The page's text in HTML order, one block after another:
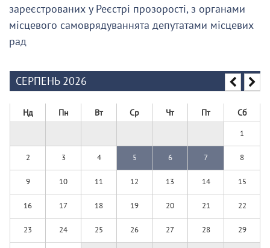
зареєстрованих у Реєстрі прозорості, з органами
місцевого самоврядуваннята депутатами місцевих
рад
СЕРПЕНЬ 2026
Нд Пн Вт Ср Чт Пт Сб
1
2 3 4 5 6 7 8
9 10 11 12 13 14 15
16 17 18 19 20 21 22
23 24 25 26 27 28 29